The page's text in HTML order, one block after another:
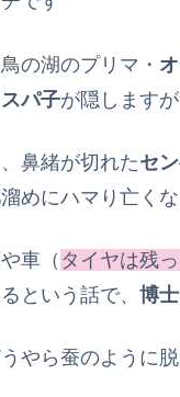
の湖のプリマ・
スパ子が隠しますが
鼻緒が切れたセ
めにハマり亡くな
車（ タイヤは残
という話で、 博士
やら蚕のように